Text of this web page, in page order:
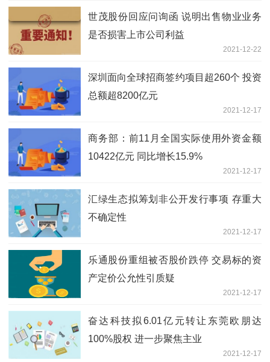
世茂股份回应问询函 说明出售物业业务
是否损害上市公司利益
2021-12-22
深圳面向全球招商签约项目超260个 投资
总额超8200亿元
2021-12-17
商务部：前11月全国实际使用外资金额
10422亿元 同比增长15.9%
2021-12-17
汇绿生态拟筹划非公开发行事项 存重大
不确定性
2021-12-17
乐通股份重组被否股价跌停 交易标的资
产定价公允性引质疑
2021-12-17
奋达科技拟6.01亿元转让东莞欧朋达
100%股权 进一步聚焦主业
2021-12-17